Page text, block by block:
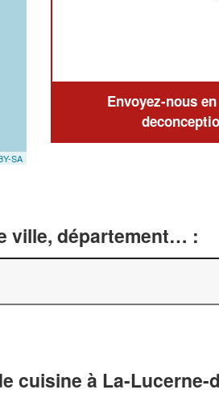
SA
Envoyez-nous
ville, département… :
cuisine à La-Lucerne-